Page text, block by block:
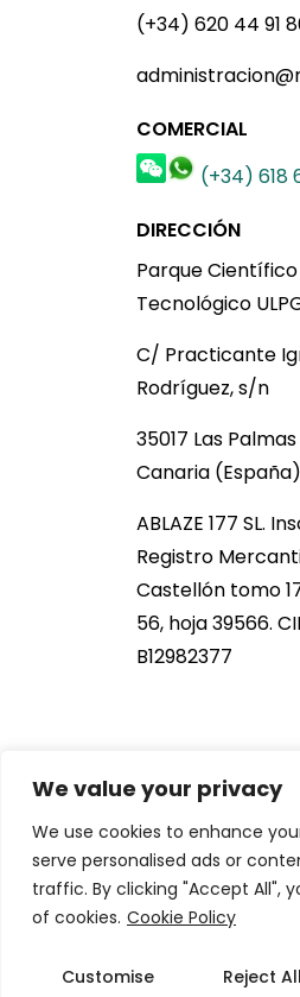
We value your privacy
We use cookies to enhance
serve personalised ads or
traffic. By clicking "Accept All",
of cookies. Cookie Policy
Customise Reject All
(+34) 620 44 91
COMERCIAL
(+34) 618
DIRECCIÓN
Parque Científico
Tecnológico
C/ Practicante
Rodríguez, s/n
35017 Las
Canaria (España)
ABLAZE 177 SL.
Registro
Castellón tomo
56, hoja 39566.
B12982377
2021 NOB166®. All